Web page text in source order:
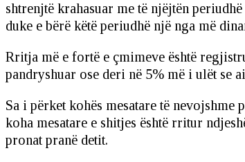
shtrenjtë krahasuar me të njëjtën
duke e bërë këtë periudhë një nga më
Rritja më e fortë e çmimeve është
pandryshuar ose deri në 5% më i ulët se
Sa i përket kohës mesatare të
koha mesatare e shitjes është rritur
pronat pranë detit.